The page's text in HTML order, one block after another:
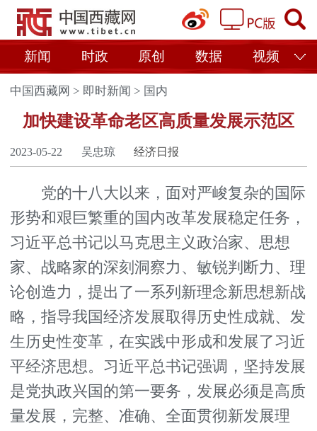
新闻 时政 原创 数据 视频
中国西藏网 > 即时新闻 > 国内
加快建设革命老区高质量发展示范区
2023-05-22 吴忠琼 经济日报
党的十八大以来，面对严峻复杂的国际
形势和艰巨繁重的国内改革发展稳定任务，
习近平总书记以马克思主义政治家、思想
家、战略家的深刻洞察力、敏锐判断力、理
论创造力，提出了一系列新理念新思想新战
略，指导我国经济发展取得历史性成就、发
生历史性变革，在实践中形成和发展了习近
平经济思想。习近平总书记强调，坚持发展
是党执政兴国的第一要务，发展必须是高质
量发展，完整、准确、全面贯彻新发展理